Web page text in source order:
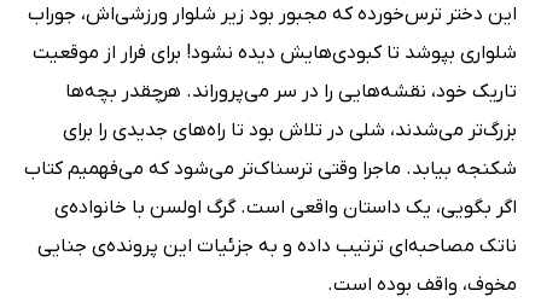
این دختر ترس‌خورده که مجبور بود زیر شلوار ورزشی‌اش، جوراب
شلواری بپوشد تا کبودی‌هایش دیده نشود! برای فرار از موقعیت
تاریک خود، نقشه‌هایی را در سر می‌پروراند. هرچقدر بچه‌ها
بزرگ‌تر می‌شدند، شلی در تلاش بود تا راه‌های جدیدی را برای
شکنجه بیابد. ماجرا وقتی ترسناک‌تر می‌شود که می‌فهمیم کتاب
اگر بگویی، یک داستان واقعی است. گرگ اولسن با خانواده‌ی
ناتک مصاحبه‌ای ترتیب داده و به جزئیات این پرونده‌ی جنایی
مخوف، واقف بوده است.